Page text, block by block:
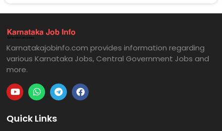
Karnatakajobinfo.com provides information regarding
various Karnataka Jobs, Central Government Jobs and
more.
Quick Links